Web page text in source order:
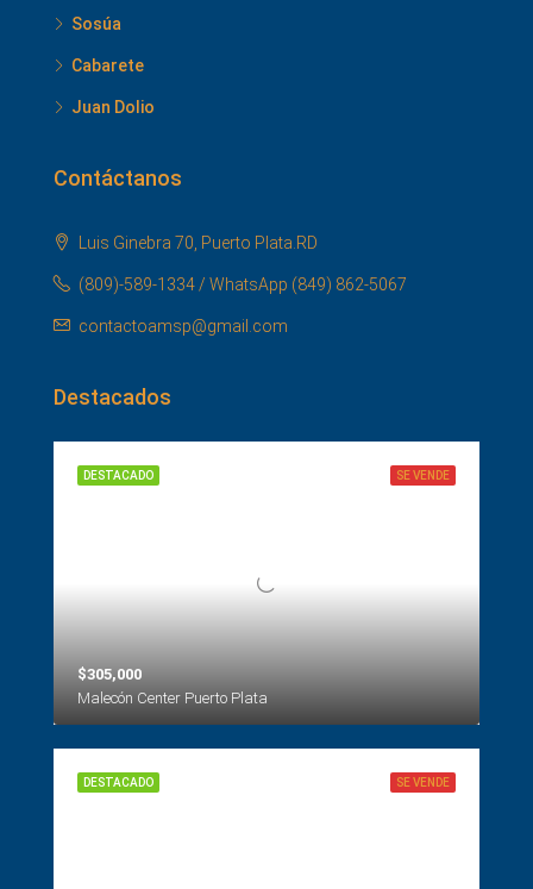
Sosúa
Cabarete
Juan Dolio
Contáctanos
Luis Ginebra 70, Puerto Plata.RD
(809)-589-1334 / WhatsApp (849) 862-5067
contactoamsp@gmail.com
Destacados
SE VENDE
DESTACADO
$305,000
Malecón Center Puerto Plata
SE VENDE
DESTACADO